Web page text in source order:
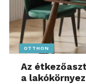
OTTHON
Az
a